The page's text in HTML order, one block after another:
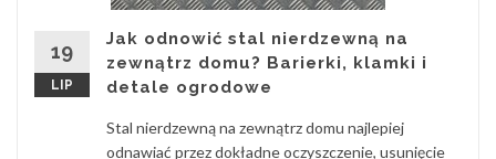
19
LIP
Jak odnowić stal nierdzewną na
zewnątrz domu? Barierki, klamki i
detale ogrodowe
Stal nierdzewną na zewnątrz domu najlepiej
odnawiać przez dokładne oczyszczenie, usunięcie